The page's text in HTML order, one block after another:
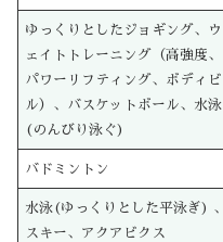
ゆっくりとしたジョギング、ウ
ェイトトレーニング（高強度、
パワーリフティング、ボディビ
ル）、バスケットボール、水泳
(のんびり泳ぐ)
バドミントン
水泳(ゆっくりとした平泳ぎ) 、
スキー、アクアビクス